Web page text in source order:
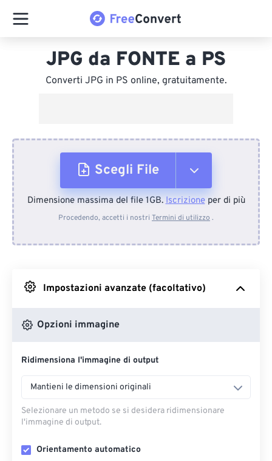
JPG da FONTE a PS
Converti JPG in PS online, gratuitamente.
Scegli File
Dal dispositivo
Da Google Drive
Dimensione massima del file 1GB.Iscrizioneper di più
Procedendo, accetti i nostri Termini di utilizzo .
Impostazioni avanzate (facoltativo)
Opzioni immagine
Ridimensiona l'immagine di output
Mantieni le dimensioni originali
Selezionare un metodo se si desidera ridimensionare
l'immagine di output.
Orientamento automatico